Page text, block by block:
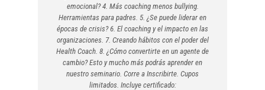
emocional? 4. Más coaching menos bullying.
Herramientas para padres. 5. ¿Se puede liderar en
épocas de crisis? 6. El coaching y el impacto en las
organizaciones. 7. Creando hábitos con el poder del
Health Coach. 8. ¿Cómo convertirte en un agente de
cambio? Esto y mucho más podrás aprender en
nuestro seminario. Corre a Inscribirte. Cupos
limitados. Incluye certificado: